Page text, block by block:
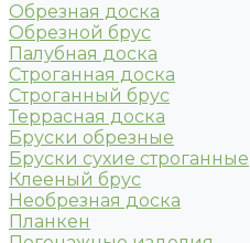
Обрезная доска
Обрезной брус
Палубная доска
Строганная доска
Строганный брус
Террасная доска
Бруски обрезные
Бруски сухие строганные
Клееный брус
Необрезная доска
Планкен